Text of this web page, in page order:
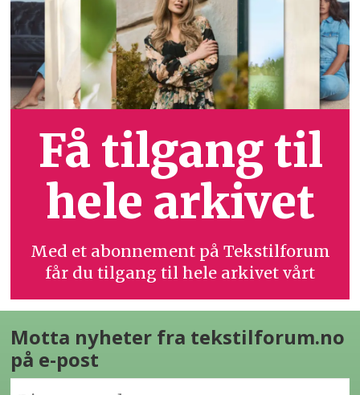
Få tilgang til
hele arkivet
Med et abonnement på Tekstilforum
får du tilgang til hele arkivet vårt
Motta nyheter fra tekstilforum.no
på e-post